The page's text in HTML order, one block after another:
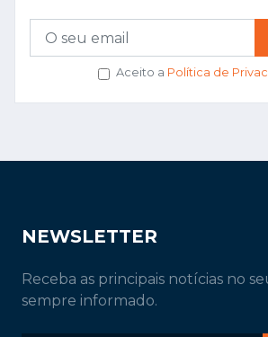
Aceito a Política de
NEWSLETTER
Receba as principais notícias no
sempre informado.